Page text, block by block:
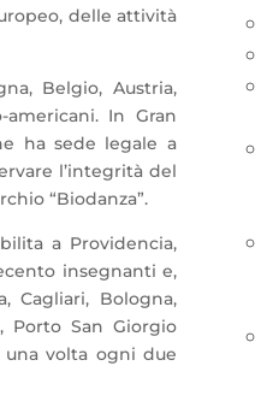
delle attività
Belgio, Austria,
In Gran
ha sede legale a
l’integrità del
“Biodanza”.
a Providencia,
insegnanti e,
Cagliari, Bologna,
Porto San Giorgio
una volta ogni due